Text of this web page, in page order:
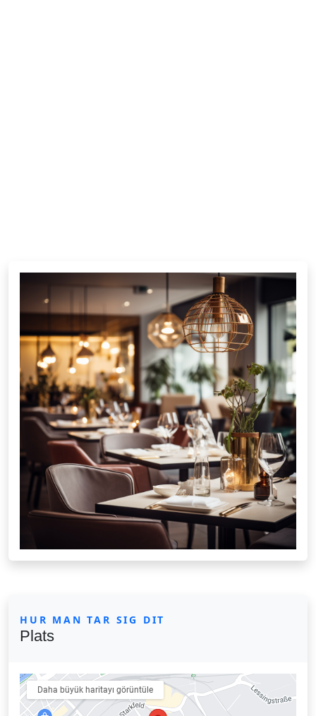
HUR MAN TAR SIG DIT
Plats